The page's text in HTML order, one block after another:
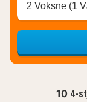
2 Voksne (1
10 4-